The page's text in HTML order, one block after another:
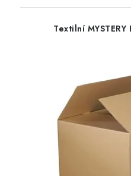
Textilní